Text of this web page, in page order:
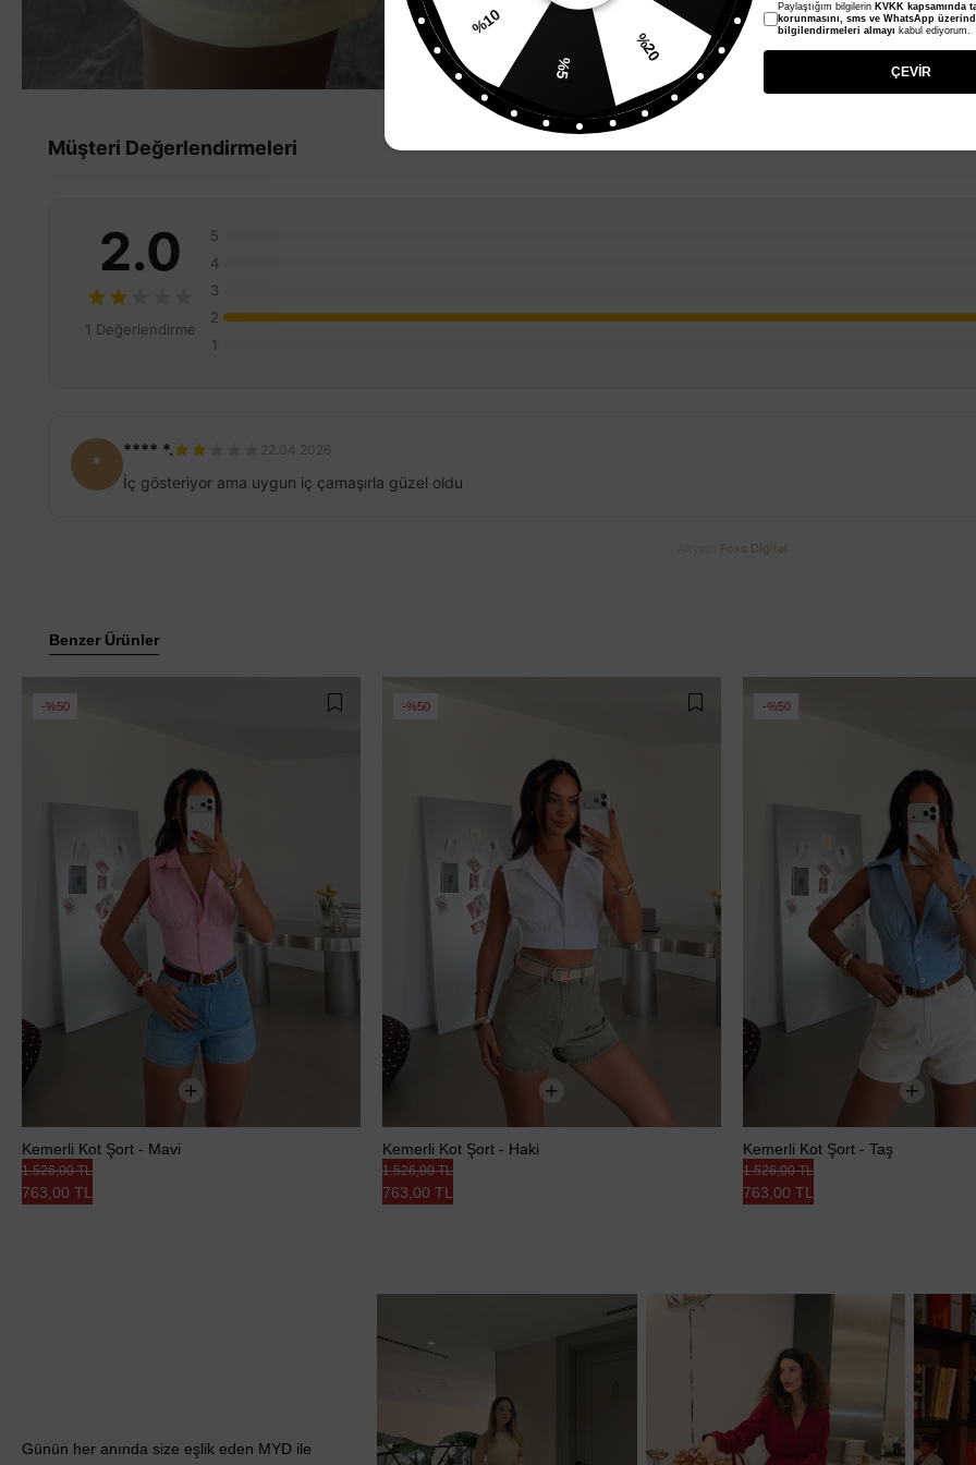
Müşteri Değerlendirmeleri
2.0
1 Değerlendirme
5
4
3
2
1
*
**** *. 22.04.2026
İç gösteriyor ama uygun iç çamaşırla güzel oldu
Foxs Digital
Benzer Ürünler
%50
Kemerli Kot Şort - Mavi
763,00 TL
1.526,00 TL
%50
Kemerli Kot Şort - Haki
763,00 TL
1.526,00 TL
%50
Kemerli Kot Şort - Taş
763,00 TL
1.526,00 TL
Günün her anında size eşlik eden MYD ile
%20
%5
%10
Paylaştığım bilgilerin KVKK kapsamında
korunmasını, sms ve WhatsApp
bilgilendirmeleri almayı kabul ediyorum.
ÇEVİR